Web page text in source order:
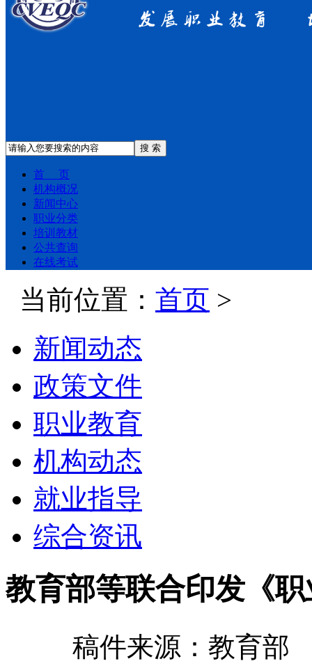
搜 索
首 页
机构概况
新闻中心
职业分类
培训教材
公共查询
在线考试
当前位置： 首页 >
新闻动态
政策文件
职业教育
机构动态
就业指导
综合资讯
教育部等联合印发《
稿件来源：教育